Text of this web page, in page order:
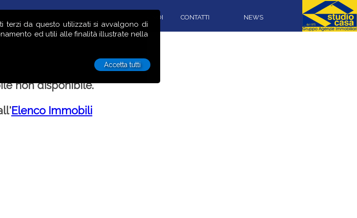
LAVORA CON NOI CONTATTI NEWS
non disponibile.
Elenco Immobili
terzi da questo utilizzati si avvalgono di
ed utili alle finalità illustrate nella
Accetta tutti